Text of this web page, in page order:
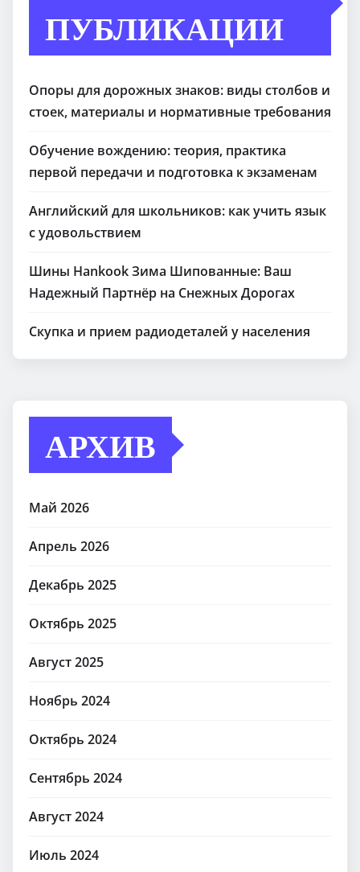
ПУБЛИКАЦИИ
Опоры для дорожных знаков: виды столбов и
стоек, материалы и нормативные требования
Обучение вождению: теория, практика
первой передачи и подготовка к экзаменам
Английский для школьников: как учить язык
с удовольствием
Шины Hankook Зима Шипованные: Ваш
Надежный Партнёр на Снежных Дорогах
Скупка и прием радиодеталей у населения
АРХИВ
Май 2026
Апрель 2026
Декабрь 2025
Октябрь 2025
Август 2025
Ноябрь 2024
Октябрь 2024
Сентябрь 2024
Август 2024
Июль 2024